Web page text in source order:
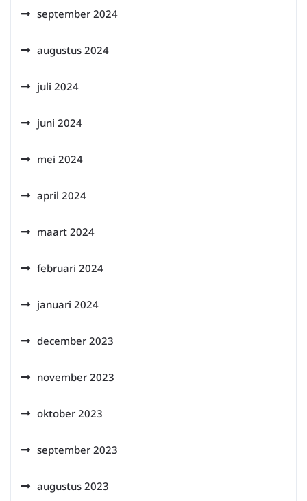
september 2024
augustus 2024
juli 2024
juni 2024
mei 2024
april 2024
maart 2024
februari 2024
januari 2024
december 2023
november 2023
oktober 2023
september 2023
augustus 2023